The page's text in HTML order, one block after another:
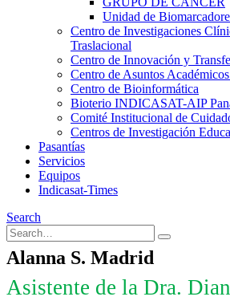
Unidad de
Centro de Investigaciones
Traslacional
Centro de Innovación y
Centro de Asuntos
Centro de Bioinformática
Bioterio INDICASAT-AIP
Comité Institucional de
Centros de Investigación
Pasantías
Servicios
Equipos
Indicasat-Times
Search
Alanna S. Madrid
Asistente de la Dra.